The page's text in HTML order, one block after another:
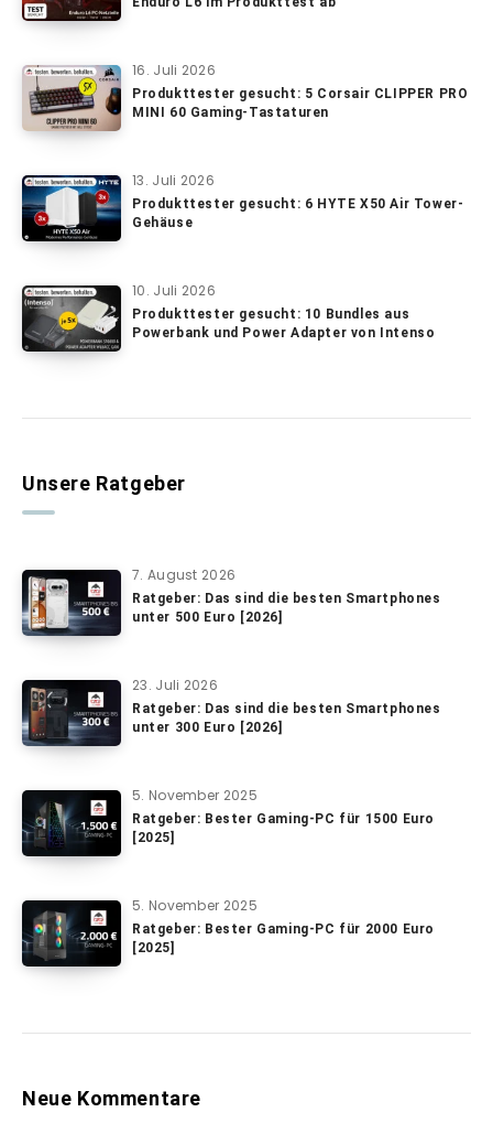
16. Juli 2026
Produkttester gesucht: 5 Corsair CLIPPER PRO
MINI 60 Gaming-Tastaturen
13. Juli 2026
Produkttester gesucht: 6 HYTE X50 Air Tower-
Gehäuse
10. Juli 2026
Produkttester gesucht: 10 Bundles aus
Powerbank und Power Adapter von Intenso
Unsere Ratgeber
7. August 2026
Ratgeber: Das sind die besten Smartphones
unter 500 Euro [2026]
23. Juli 2026
Ratgeber: Das sind die besten Smartphones
unter 300 Euro [2026]
5. November 2025
Ratgeber: Bester Gaming-PC für 1500 Euro
[2025]
5. November 2025
Ratgeber: Bester Gaming-PC für 2000 Euro
[2025]
Neue Kommentare